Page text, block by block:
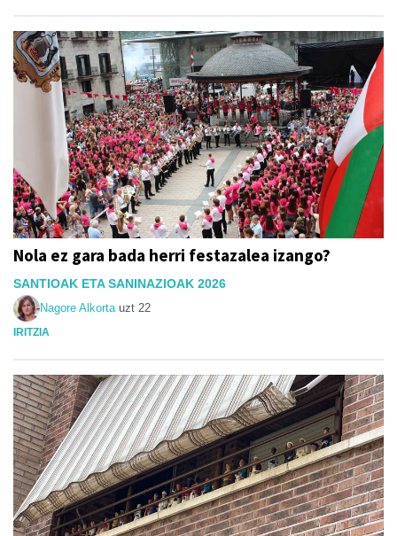
Nola ez gara bada herri festazalea izango?
SANTIOAK ETA SANINAZIOAK 2026
Nagore Alkorta uzt 22
IRITZIA